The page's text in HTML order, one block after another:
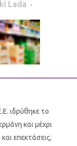
Lada
ιδρύθηκε το
και μέχρι
επεκτάσεις,